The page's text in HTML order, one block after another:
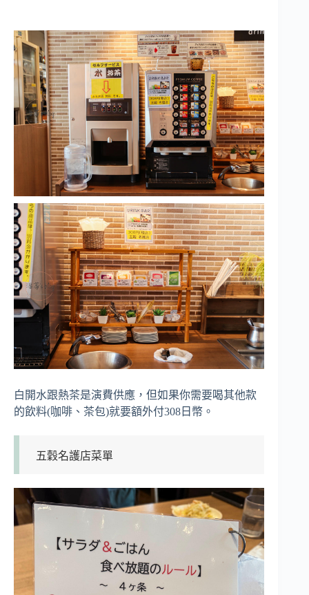
白開水跟熱茶是演費供應，但如果你需要喝其他款
的飲料(咖啡、茶包)就要額外付308日幣。
五穀名護店菜單